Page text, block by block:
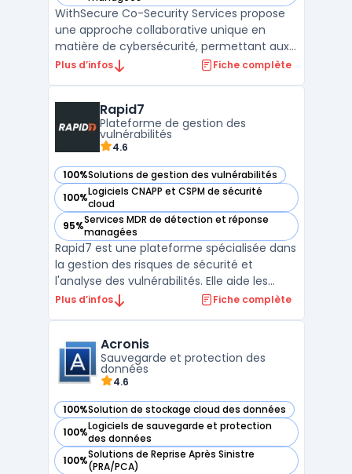
WithSecure Co-Security Services propose
une approche collaborative unique en
matière de cybersécurité, permettant aux
entreprises de travailler en partenariat avec
sécurité partagée permet aux équipes
internes de béné ...
Plus d’infos Fiche complète
Rapid7
Plateforme de gestion des
vulnérabilités
4.6
100%Solutions de gestion des vulnérabilités
— voir Rapid7 dans cette catégorie
100%Logiciels CNAPP et CSPM de sécurité
cloud
— voir Rapid7 dans cette catégorie
95%Services MDR de détection et réponse
managées
— voir Rapid7 dans cette catégorie
Rapid7 est une plateforme spécialisée dans
la gestion des risques de sécurité et
l'analyse des vulnérabilités. Elle aide les
entreprises à identifier, évaluer et corriger
d'analyse des failles de sécurité et de d ...
Plus d’infos Fiche complète
Acronis
Sauvegarde et protection des
données
4.6
100%Solution de stockage cloud des données
— voir Acronis dans cette catégorie
100%Logiciels de sauvegarde et protection
des données
— voir Acronis dans cette catégorie
100%Solutions de Reprise Après Sinistre
(PRA/PCA)
— voir Acronis dans cette catégorie